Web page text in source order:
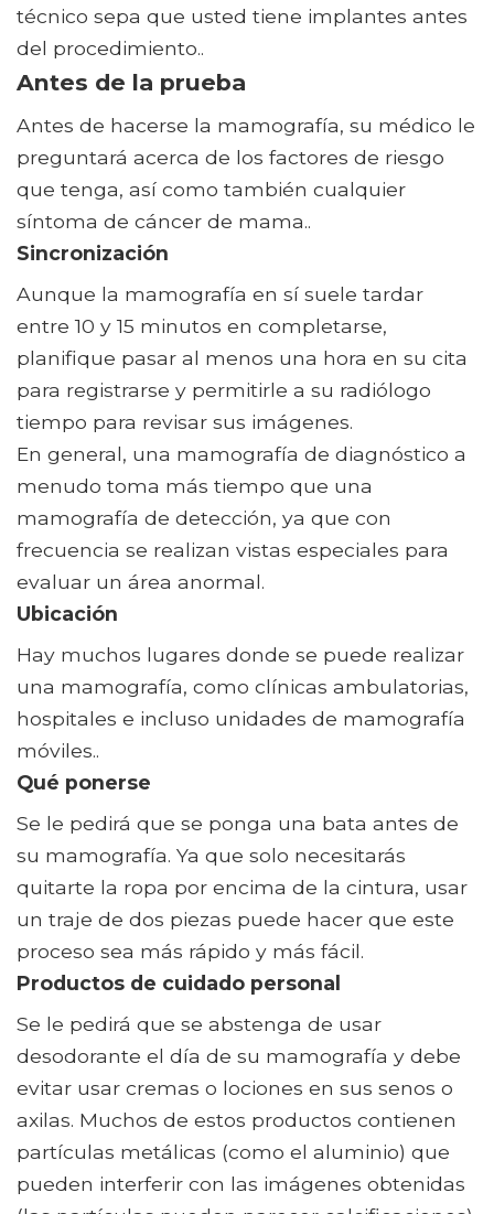
técnico sepa que usted tiene implantes antes
del procedimiento..
Antes de la prueba
Antes de hacerse la mamografía, su médico le
preguntará acerca de los factores de riesgo
que tenga, así como también cualquier
síntoma de cáncer de mama..
Sincronización
Aunque la mamografía en sí suele tardar
entre 10 y 15 minutos en completarse,
planifique pasar al menos una hora en su cita
para registrarse y permitirle a su radiólogo
tiempo para revisar sus imágenes.
En general, una mamografía de diagnóstico a
menudo toma más tiempo que una
mamografía de detección, ya que con
frecuencia se realizan vistas especiales para
evaluar un área anormal.
Ubicación
Hay muchos lugares donde se puede realizar
una mamografía, como clínicas ambulatorias,
hospitales e incluso unidades de mamografía
móviles..
Qué ponerse
Se le pedirá que se ponga una bata antes de
su mamografía. Ya que solo necesitarás
quitarte la ropa por encima de la cintura, usar
un traje de dos piezas puede hacer que este
proceso sea más rápido y más fácil.
Productos de cuidado personal
Se le pedirá que se abstenga de usar
desodorante el día de su mamografía y debe
evitar usar cremas o lociones en sus senos o
axilas. Muchos de estos productos contienen
partículas metálicas (como el aluminio) que
pueden interferir con las imágenes obtenidas